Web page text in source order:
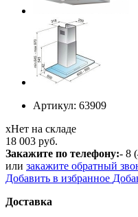
Артикул: 63909
хНет на складе
18 003 руб.
Закажите по телефону:- 8
или закажите обратный
Добавить в избранное
Доставка